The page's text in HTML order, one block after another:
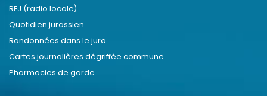
RFJ (radio locale)
Quotidien jurassien
Randonnées dans le jura
Cartes journalières dégriffée commune
Pharmacies de garde